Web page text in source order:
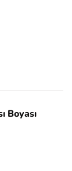
Boyası